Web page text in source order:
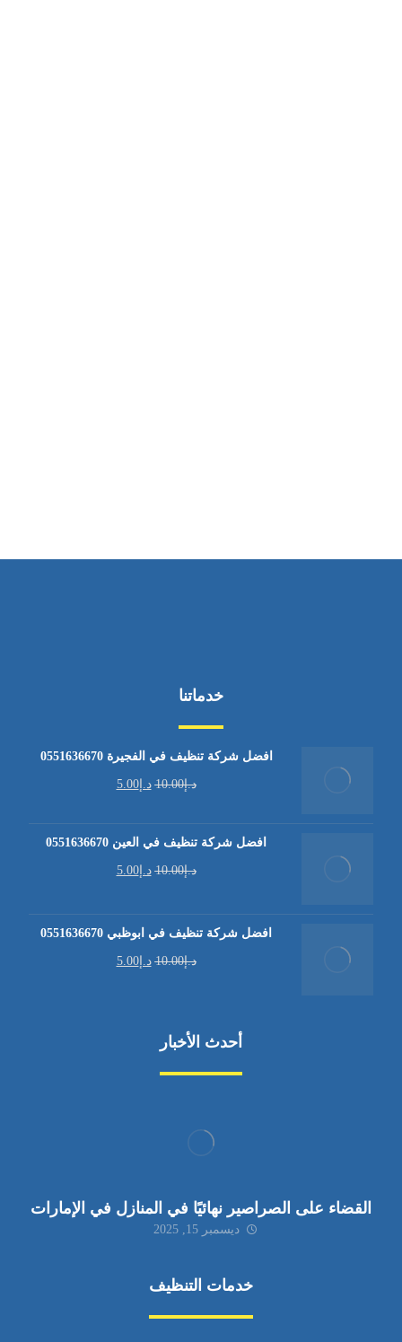
خدماتنا
افضل شركة تنظيف في الفجيرة 0551636670
د.إ10.00 د.إ5.00
افضل شركة تنظيف في العين 0551636670
د.إ10.00 د.إ5.00
افضل شركة تنظيف في ابوظبي 0551636670
د.إ10.00 د.إ5.00
أحدث الأخبار
القضاء على الصراصير نهائيًا في المنازل في الإمارات
ديسمبر 15, 2025
خدمات التنظيف